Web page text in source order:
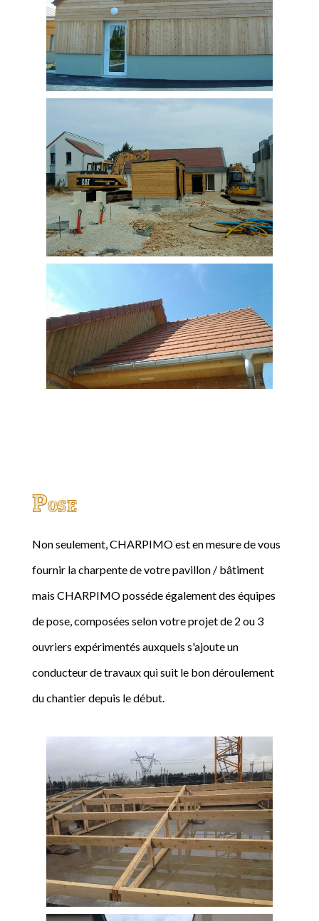
Pose
Non seulement, CHARPIMO est en mesure de vous
fournir la charpente de votre pavillon / bâtiment
mais CHARPIMO posséde également des équipes
de pose, composées selon votre projet de 2 ou 3
ouvriers expérimentés auxquels s'ajoute un
conducteur de travaux qui suit le bon déroulement
du chantier depuis le début.